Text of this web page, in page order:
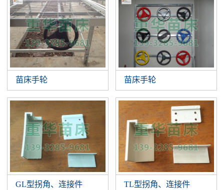
苗床手轮 苗床手轮
GL型拐角、连接件 TL型拐角、连接件